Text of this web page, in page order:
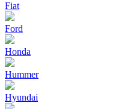
Fiat
Ford
Honda
Hummer
Hyundai